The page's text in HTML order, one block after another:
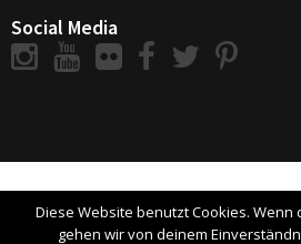
Social Media
Diese Website benutzt Cookies.
gehen wir von deinem